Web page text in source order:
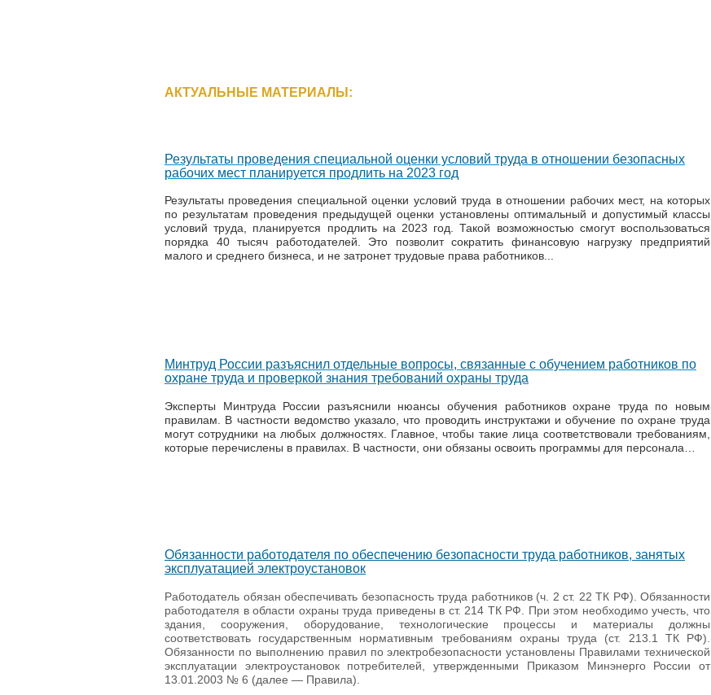
АКТУАЛЬНЫЕ МАТЕРИАЛЫ:
Результаты проведения специальной оценки условий труда в отношении безопасных
рабочих мест планируется продлить на 2023 год
Результаты проведения специальной оценки условий труда в отношении рабочих мест, на которых
по результатам проведения предыдущей оценки установлены оптимальный и допустимый классы
условий труда, планируется продлить на 2023 год. Такой возможностью смогут воспользоваться
порядка 40 тысяч работодателей. Это позволит сократить финансовую нагрузку предприятий
малого и среднего бизнеса, и не затронет трудовые права работников...
Минтруд России разъяснил отдельные вопросы, связанные с обучением работников по
охране труда и проверкой знания требований охраны труда
Эксперты Минтруда России разъяснили нюансы обучения работников охране труда по новым
правилам. В частности ведомство указало, что проводить инструктажи и обучение по охране труда
могут сотрудники на любых должностях. Главное, чтобы такие лица соответствовали требованиям,
которые перечислены в правилах. В частности, они обязаны освоить программы для персонала…
Обязанности работодателя по обеспечению безопасности труда работников, занятых
эксплуатацией электроустановок
Работодатель обязан обеспечивать безопасность труда работников (ч. 2 ст. 22 ТК РФ). Обязанности
работодателя в области охраны труда приведены в ст. 214 ТК РФ. При этом необходимо учесть, что
здания, сооружения, оборудование, технологические процессы и материалы должны
соответствовать государственным нормативным требованиям охраны труда (ст. 213.1 ТК РФ).
Обязанности по выполнению правил по электробезопасности установлены Правилами технической
эксплуатации электроустановок потребителей, утвержденными Приказом Минэнерго России от
13.01.2003 № 6 (далее — Правила).